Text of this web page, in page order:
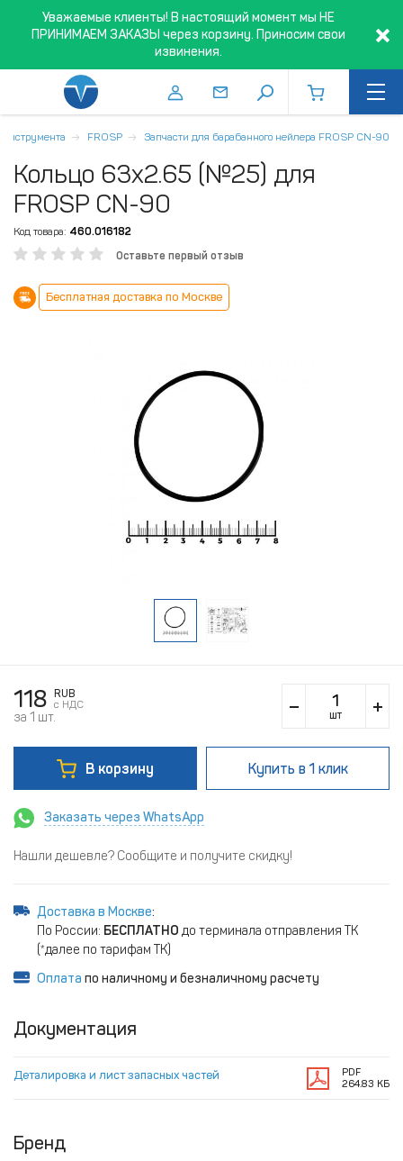
Уважаемые клиенты! В настоящий момент мы НЕ
ПРИНИМАЕМ ЗАКАЗЫ через корзину. Приносим свои
извинения.
FROSP Запчасти для барабанного нейлера FROSP CN-90
Кольцо 63x2.65 (№25) для
FROSP CN-90
Код товара: 460.016182
Оставьте первый отзыв
Бесплатная доставка по Москве
118
RUB
c НДС
за 1 шт. шт
В корзину Купить в 1 клик
Заказать через WhatsApp
Нашли дешевле? Сообщите и получите скидку!
Доставка в Москве:
По России: БЕСПЛАТНО до терминала отправления ТК
(*далее по тарифам ТК)
Оплата по наличному и безналичному расчету
Документация
Деталировка и лист запасных частей
PDF
264.83 КБ
Бренд